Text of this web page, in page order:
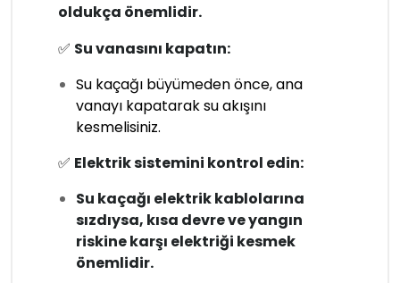
oldukça önemlidir.
✅ Su vanasını kapatın:
Su kaçağı büyümeden önce, ana
vanayı kapatarak su akışını
kesmelisiniz.
✅ Elektrik sistemini kontrol edin:
Su kaçağı elektrik kablolarına
sızdıysa, kısa devre ve yangın
riskine karşı elektriği kesmek
önemlidir.